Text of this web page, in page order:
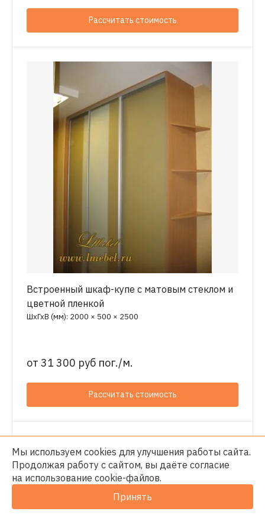
Рассчитать стоимость
Встроенный шкаф-купе с матовым стеклом и
цветной пленкой
ШхГхВ (мм): 2000 × 500 × 2500
от 31 300 руб пог./м.
Рассчитать стоимость
Мы используем cookies для улучшения работы сайта.
Продолжая работу с сайтом, вы даёте согласие
на использование cookie-файлов.
Принять